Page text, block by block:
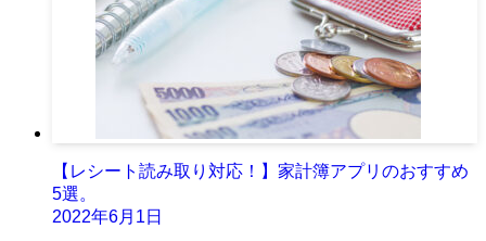
【レシート読み取り対応！】家計簿アプリのおすすめ
5選。
2022年6月1日